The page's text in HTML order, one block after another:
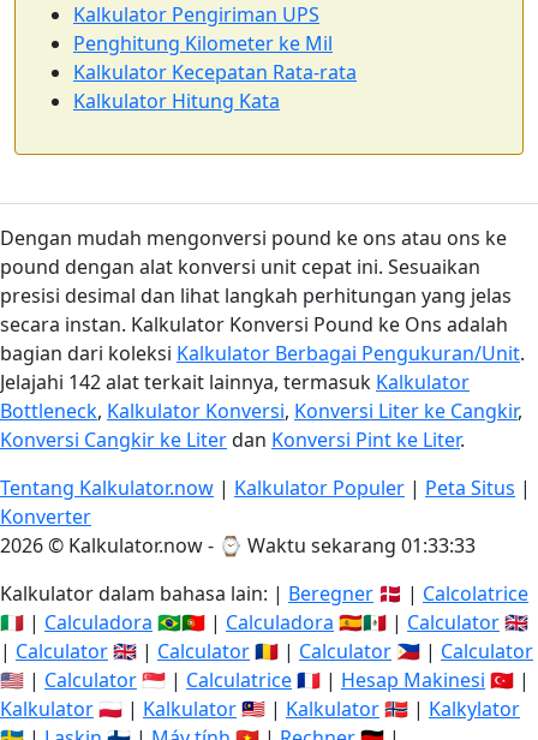
Kalkulator Pengiriman UPS
Penghitung Kilometer ke Mil
Kalkulator Kecepatan Rata-rata
Kalkulator Hitung Kata
Dengan mudah mengonversi pound ke ons atau ons ke
pound dengan alat konversi unit cepat ini. Sesuaikan
presisi desimal dan lihat langkah perhitungan yang jelas
secara instan. Kalkulator Konversi Pound ke Ons adalah
bagian dari koleksi Kalkulator Berbagai Pengukuran/Unit.
Jelajahi 142 alat terkait lainnya, termasuk Kalkulator
Bottleneck, Kalkulator Konversi, Konversi Liter ke Cangkir,
Konversi Cangkir ke Literdan Konversi Pint ke Liter.
Tentang Kalkulator.now | Kalkulator Populer | Peta Situs |
Konverter
2026 © Kalkulator.now - ⌚ Waktu sekarang 01:33:34
Kalkulator dalam bahasa lain: | Beregner 🇩🇰 | Calcolatrice
🇮🇹 | Calculadora 🇧🇷🇵🇹 | Calculadora 🇪🇸🇲🇽 | Calculator🇬🇧
| Calculator🇬🇧 | Calculator🇷🇴 | Calculator 🇵🇭 | Calculator
🇺🇸 | Calculator🇸🇬 | Calculatrice🇫🇷 | Hesap Makinesi 🇹🇷 |
Kalkulator🇵🇱 | Kalkulator🇲🇾 | Kalkulator🇳🇴 | Kalkylator